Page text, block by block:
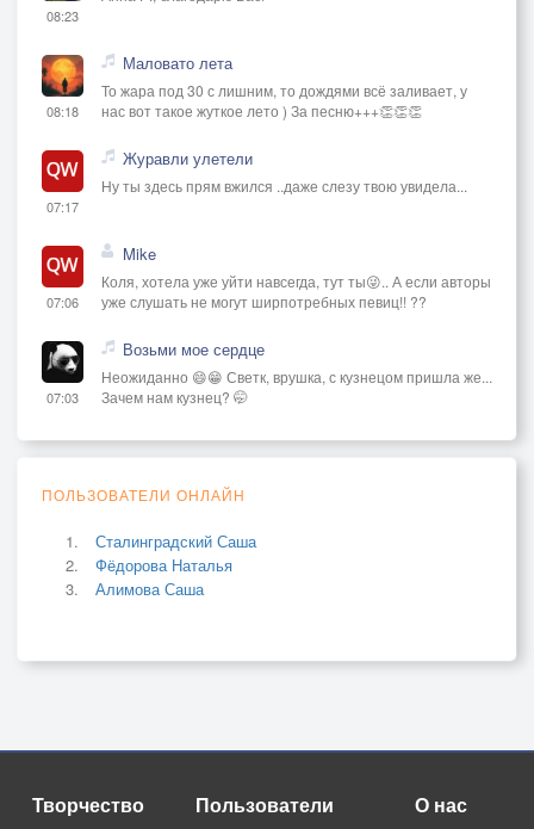
08:23
08:18
Маловато лета
То жара под 30 с лишним, то дождями всё заливает, у
нас вот такое жуткое лето ) За песню+++👏👏👏
07:17
Журавли улетели
Ну ты здесь прям вжился ..даже слезу твою увидела...
07:06
Mike
Коля, хотела уже уйти навсегда, тут ты😜.. А если авторы
уже слушать не могут ширпотребных певиц!! ??
07:03
Возьми мое сердце
Неожиданно 😄😁 Светк, врушка, с кузнецом пришла же...
Зачем нам кузнец? 🤭
ПОЛЬЗОВАТЕЛИ ОНЛАЙН
Сталинградский Саша
Фёдорова Наталья
Алимова Саша
Творчество Пользователи О нас